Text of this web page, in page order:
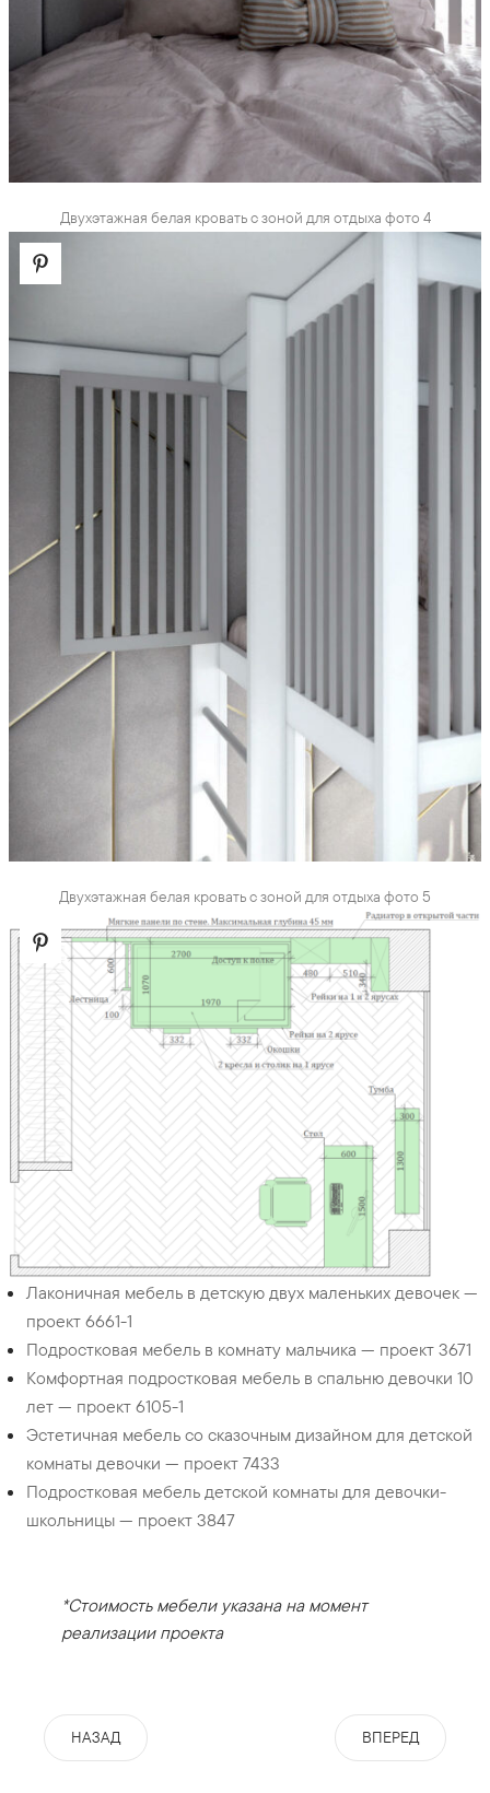
Двухэтажная белая кровать с зоной для отдыха фото 4
Двухэтажная белая кровать с зоной для отдыха фото 5
Лаконичная мебель в детскую двух маленьких девочек —
проект 6661-1
Подростковая мебель в комнату мальчика — проект 3671
Комфортная подростковая мебель в спальню девочки 10
лет — проект 6105-1
Эстетичная мебель со сказочным дизайном для детской
комнаты девочки — проект 7433
Подростковая мебель детской комнаты для девочки-
школьницы — проект 3847
*Стоимость мебели указана на момент
реализации проекта
НАЗАД ВПЕРЕД